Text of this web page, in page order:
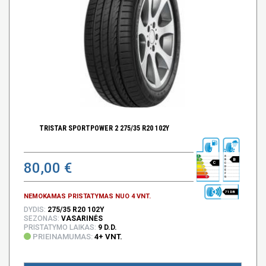
TRISTAR SPORTPOWER 2 275/35 R20 102Y
80,00 €
NEMOKAMAS PRISTATYMAS NUO 4 VNT.
C
B
71 DB
DYDIS: 275/35 R20 102Y
SEZONAS: VASARINĖS
PRISTATYMO LAIKAS: 9 D.D.
PRIEINAMUMAS: 4+ VNT.